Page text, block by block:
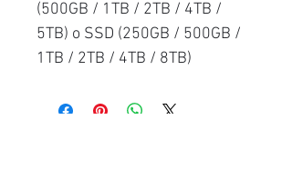
(500GB / 1TB / 2TB / 4TB /
5TB) o SSD (250GB / 500GB /
1TB / 2TB / 4TB / 8TB)